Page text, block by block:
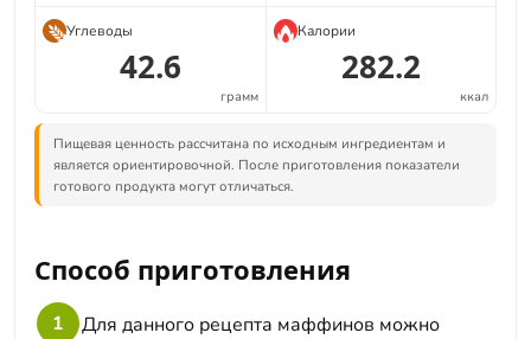
Углеводы
42.6
грамм
Калории
282.2
ккал
Пищевая ценность рассчитана по исходным ингредиентам и
является ориентировочной. После приготовления показатели
готового продукта могут отличаться.
Способ приготовления
1
Для данного рецепта маффинов можно